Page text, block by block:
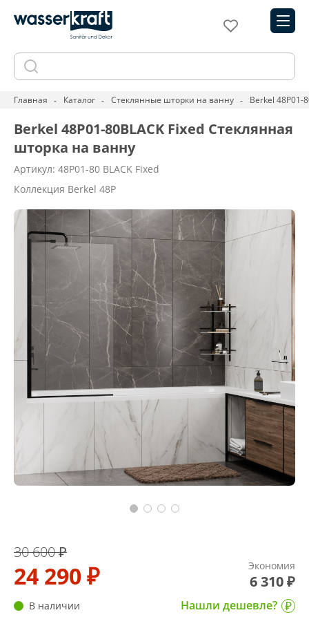
Главная Каталог Стеклянные шторки на ванну Berkel 48P01-
Berkel 48P01-80BLACK Fixed Стеклянная
шторка на ванну
Артикул: 48P01-80 BLACK Fixed
Коллекция Berkel 48P
30 600 ₽
24 290 ₽ Экономия
6 310 ₽
В наличии
Нашли дешевле?